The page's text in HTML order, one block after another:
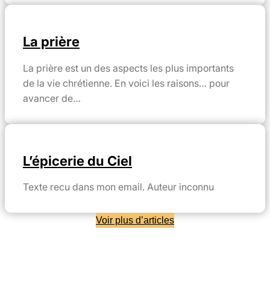
La prière
La prière est un des aspects les plus importants
de la vie chrétienne. En voici les raisons… pour
avancer de…
L’épicerie du Ciel
Texte recu dans mon email. Auteur inconnu
Voir plus d’articles